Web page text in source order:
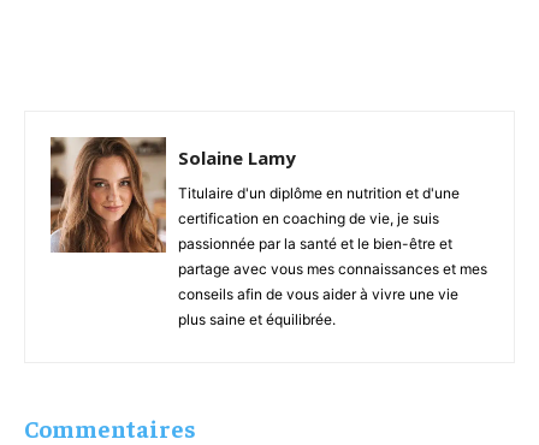
Solaine Lamy
Titulaire d'un diplôme en nutrition et d'une
certification en coaching de vie, je suis
passionnée par la santé et le bien-être et
partage avec vous mes connaissances et mes
conseils afin de vous aider à vivre une vie
plus saine et équilibrée.
Commentaires